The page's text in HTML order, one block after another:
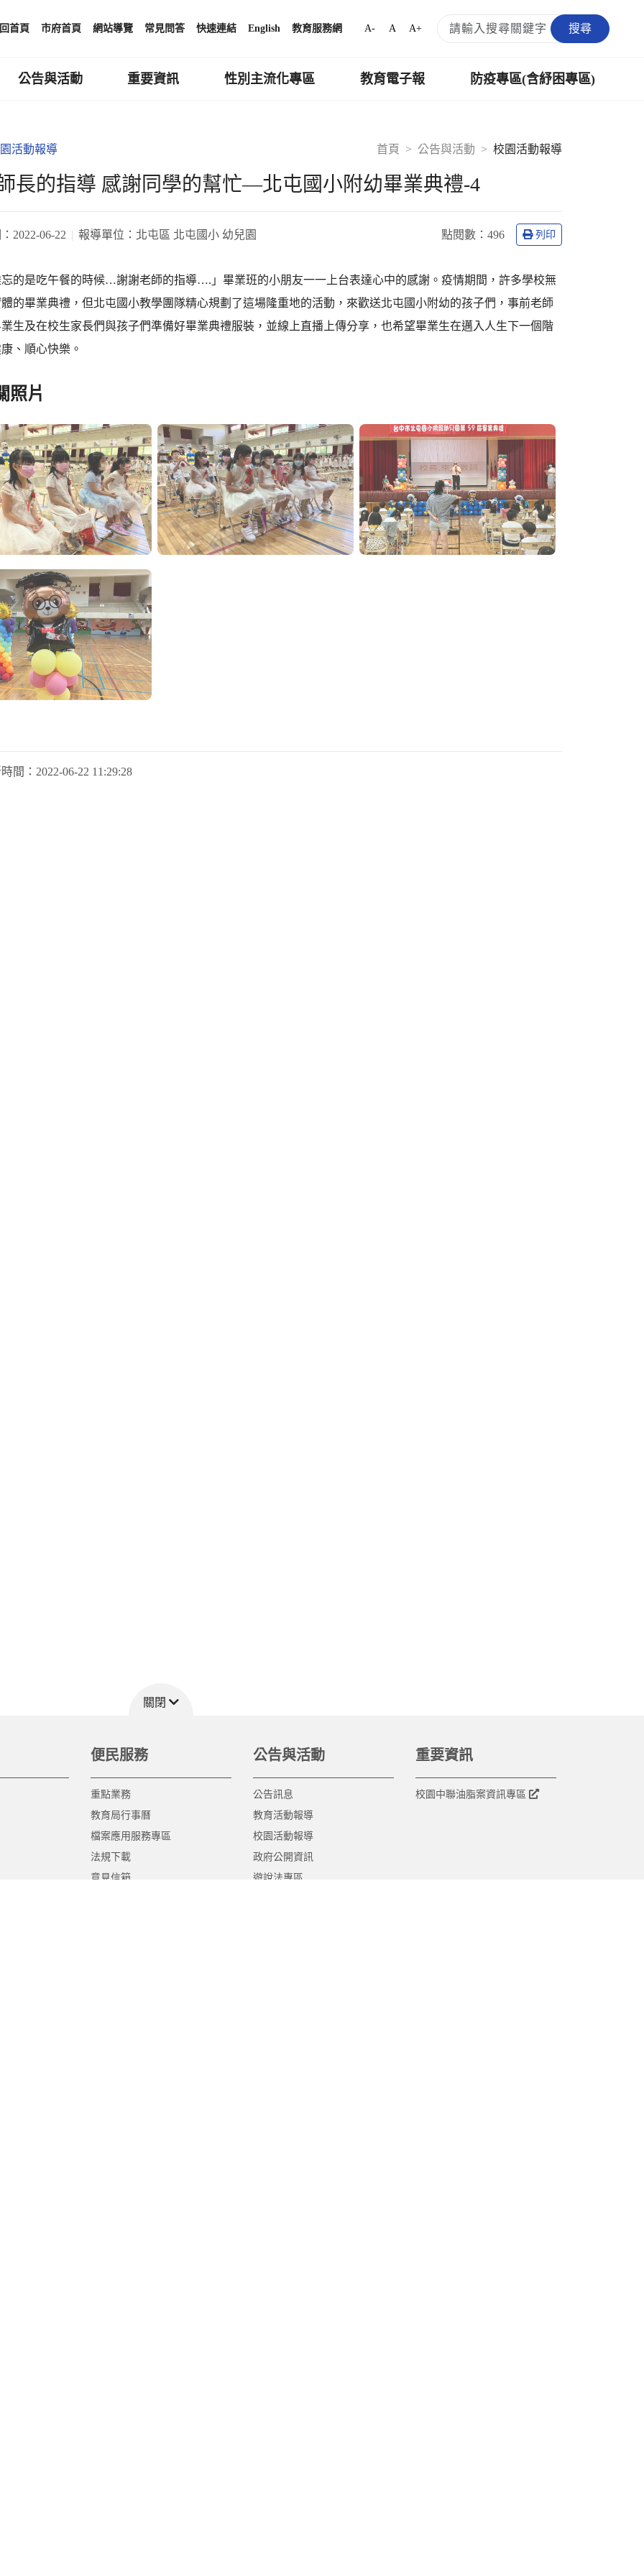
回首頁 市府首頁 網站導覽 常見問答 快速連結 English 教育服務網 A- A A+ 搜尋
公告與活動 重要資訊 性別主流化專區 教育電子報 防疫專區(含紓困專區)
首頁 公告與活動 校園活動報導
活動報導
長的指導 感謝同學的幫忙—北屯國小附幼畢業典禮-4
2022-06-22 報導單位： 北屯區 北屯國小 幼兒園 點閱數： 496 列印
的是吃午餐的時候…謝謝老師的指導….」畢業班的小朋友一一上台表達心中的感謝。疫情期間，許多學校無
的畢業典禮，但北屯國小教學團隊精心規劃了這場隆重地的活動，來歡送北屯國小附幼的孩子們，事前老師
生及在校生家長們與孩子們準備好畢業典禮服裝，並線上直播上傳分享，也希望畢業生在邁入人生下一個階
、順心快樂。
照片
間： 2022-06-22 11:29:28
關閉
便民服務
重點業務
教育局行事曆
檔案應用服務專區
法規下載
意見信箱
公告與活動
公告訊息
教育活動報導
校園活動報導
政府公開資訊
遊說法專區
重要資訊
校園中聯油脂案資訊專區